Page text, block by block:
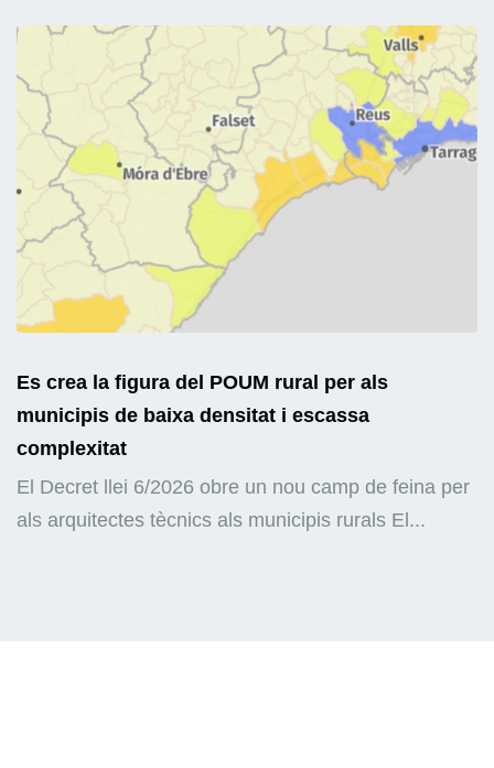
Es crea la figura del POUM rural per als
municipis de baixa densitat i escassa
complexitat
El Decret llei 6/2026 obre un nou camp de feina per
als arquitectes tècnics als municipis rurals El...